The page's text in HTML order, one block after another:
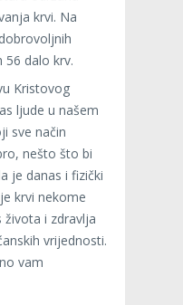
krvi. Na
56 dalo krv.
Kristovog
ljude u našem
sve način
nešto što bi
je danas i fizički
krvi nekome
i zdravlja
vrijednosti.
vam